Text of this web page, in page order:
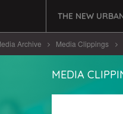
THE NEW
Archive Media Clippings
MEDIA